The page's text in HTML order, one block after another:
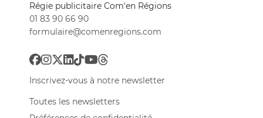
Régie publicitaire Com'en Régions
01 83 90 66 90
formulaire@comenregions.com
Inscrivez-vous à notre newsletter
Toutes les newsletters